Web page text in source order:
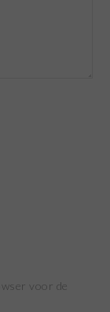
voor de